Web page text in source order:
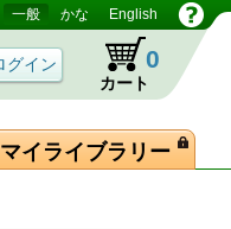
一般 かな English
カート
0
マイライブラリー